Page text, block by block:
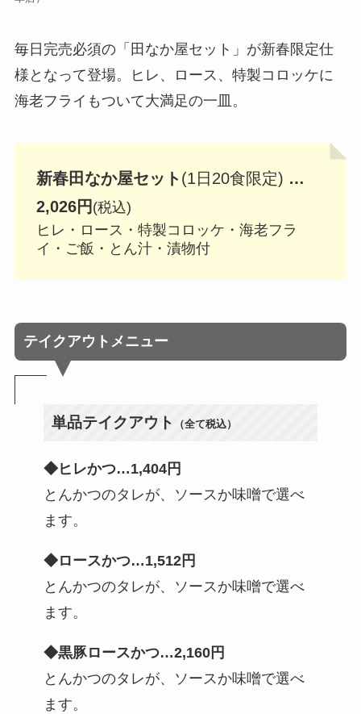
毎日完売必須の「田なか屋セット」が新春限定仕
様となって登場。ヒレ、ロース、特製コロッケに
海老フライもついて大満足の一皿。
新春田なか屋セット (1日20食限定) …
2,026円 (税込)
ヒレ・ロース・特製コロッケ・海老フラ
イ・ご飯・とん汁・漬物付
テイクアウトメニュー
単品テイクアウト （全て税込）
◆ヒレかつ…1,404円
とんかつのタレが、ソースか味噌で選べ
ます。
◆ロースかつ…1,512円
とんかつのタレが、ソースか味噌で選べ
ます。
◆黒豚ロースかつ…2,160円
とんかつのタレが、ソースか味噌で選べ
ます。